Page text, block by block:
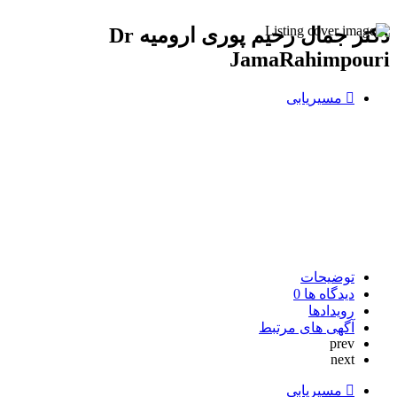
دکتر جمال رحیم پوری ارومیه Dr
JamaRahimpouri
مسیریابی
توضیحات
دیدگاه ها0
رویدادها
آگهی های مرتبط
prev
next
مسیریابی